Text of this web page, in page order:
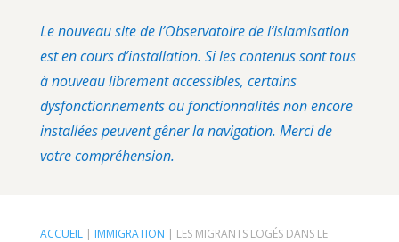
Le nouveau site de l’Observatoire de l’islamisation
est en cours d’installation. Si les contenus sont tous
à nouveau librement accessibles, certains
dysfonctionnements ou fonctionnalités non encore
installées peuvent gêner la navigation. Merci de
votre compréhension.
ACCUEIL| IMMIGRATION | LES MIGRANTS LOGÉS DANS LE